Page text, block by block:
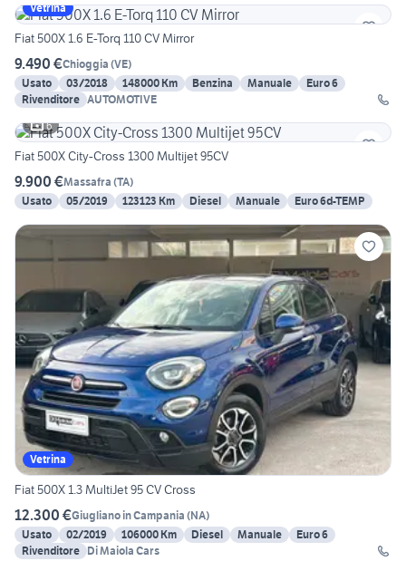
Vetrina
Fiat 500X 1.6 E-Torq 110 CV Mirror
9.490 €Chioggia (VE)
Usato
03/2018 148000 Km Benzina Manuale
Euro 6
Rivenditore AUTOMOTIVE
6
Fiat 500X City-Cross 1300 Multijet 95CV
9.900 €Massafra (TA)
Usato
05/2019 123123 Km Diesel Manuale Euro 6d-TEMP
Vetrina
Fiat 500X 1.3 MultiJet 95 CV Cross
12.300 €Giugliano in Campania (NA)
Usato
02/2019 106000 Km Diesel Manuale
Euro 6
Rivenditore Di Maiola Cars